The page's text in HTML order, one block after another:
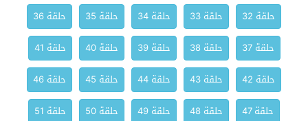
حلقة 32
حلقة 33 حلقة 34 حلقة 35
حلقة 36
حلقة 37
حلقة 38 حلقة 39 حلقة 40
حلقة 41
حلقة 42
حلقة 43 حلقة 44 حلقة 45
حلقة 46
حلقة 47
حلقة 48 حلقة 49 حلقة 50
حلقة 51